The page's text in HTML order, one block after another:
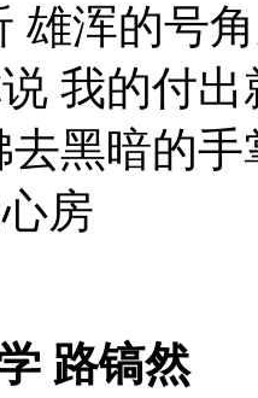
雄浑的号
我的付出
去黑暗的手
房
路镐然